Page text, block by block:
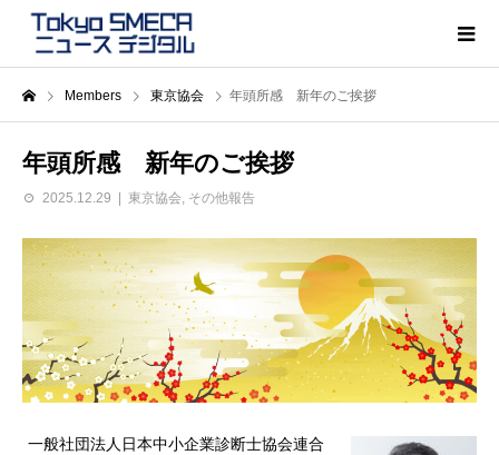
Members 東京協会 年頭所感 新年のご挨拶
年頭所感 新年のご挨拶
2025.12.29 東京協会 その他報告
一般社団法人日本中小企業診断士協会連合